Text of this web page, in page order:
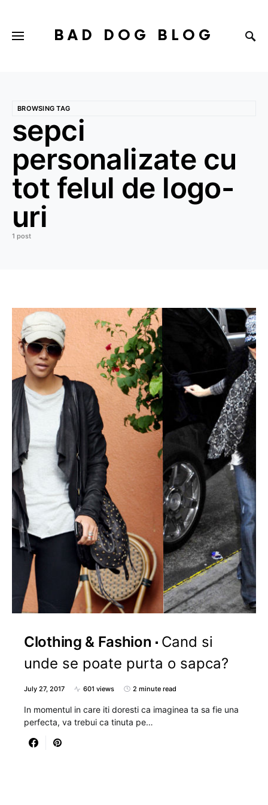
BAD DOG BLOG
BROWSING TAG
sepci
personalizate cu
tot felul de logo-
uri
1 post
Clothing & Fashion
Cand si
unde se poate purta o sapca?
July 27, 2017 601 views 2 minute read
In momentul in care iti doresti ca imaginea ta sa fie una
perfecta, va trebui ca tinuta pe…